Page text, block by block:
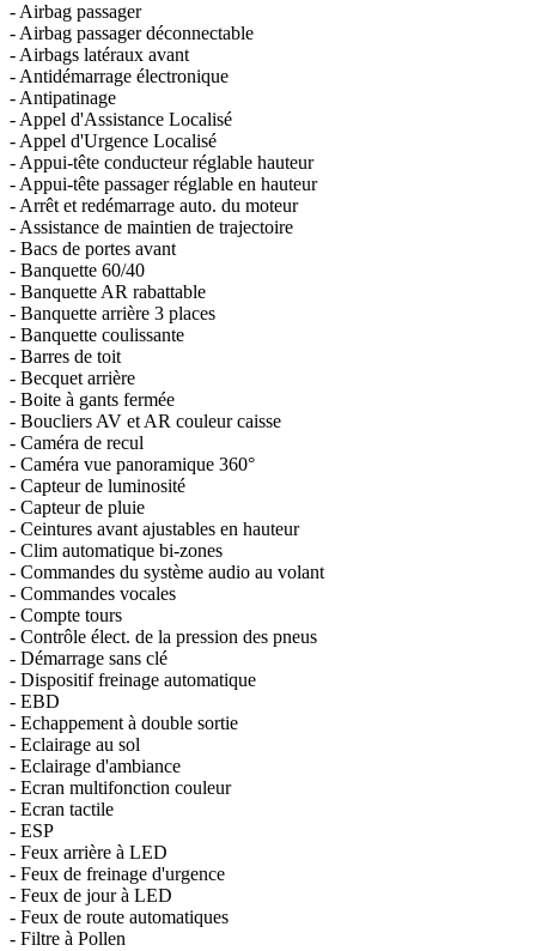
- Airbag passager
- Airbag passager déconnectable
- Airbags latéraux avant
- Antidémarrage électronique
- Antipatinage
- Appel d'Assistance Localisé
- Appel d'Urgence Localisé
- Appui-tête conducteur réglable hauteur
- Appui-tête passager réglable en hauteur
- Arrêt et redémarrage auto. du moteur
- Assistance de maintien de trajectoire
- Bacs de portes avant
- Banquette 60/40
- Banquette AR rabattable
- Banquette arrière 3 places
- Banquette coulissante
- Barres de toit
- Becquet arrière
- Boite à gants fermée
- Boucliers AV et AR couleur caisse
- Caméra de recul
- Caméra vue panoramique 360°
- Capteur de luminosité
- Capteur de pluie
- Ceintures avant ajustables en hauteur
- Clim automatique bi-zones
- Commandes du système audio au volant
- Commandes vocales
- Compte tours
- Contrôle élect. de la pression des pneus
- Démarrage sans clé
- Dispositif freinage automatique
- EBD
- Echappement à double sortie
- Eclairage au sol
- Eclairage d'ambiance
- Ecran multifonction couleur
- Ecran tactile
- ESP
- Feux arrière à LED
- Feux de freinage d'urgence
- Feux de jour à LED
- Feux de route automatiques
- Filtre à Pollen